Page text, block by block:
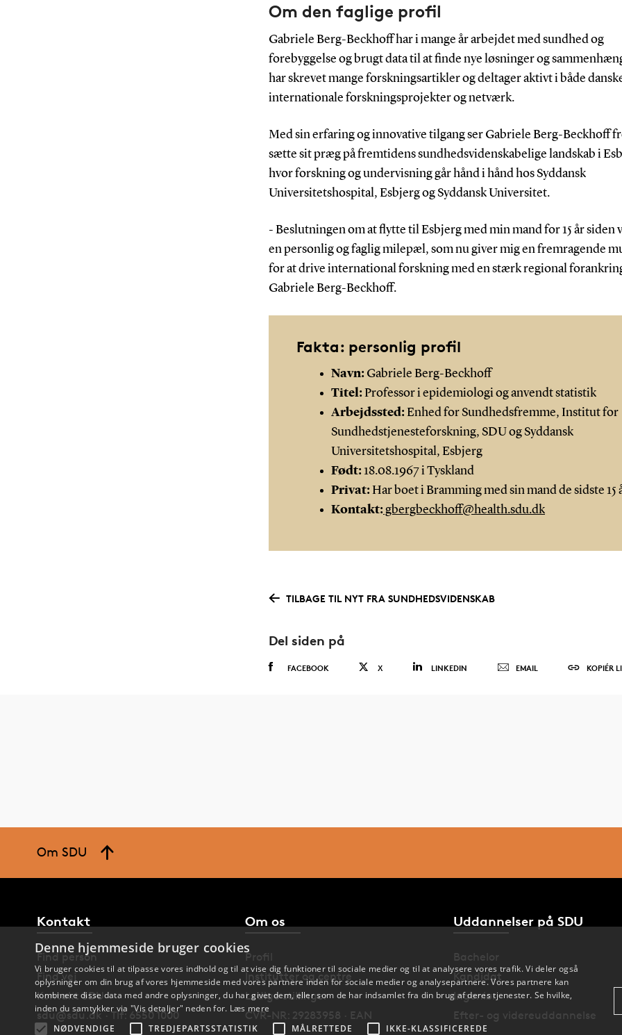
Om den faglige profil
Gabriele Berg-Beckhoff har i mange år arbejdet med sundhed og
forebyggelse og brugt data til at finde nye løsninger og
har skrevet mange forskningsartikler og deltager aktivt i både
internationale forskningsprojekter og netværk.
Med sin erfaring og innovative tilgang ser Gabriele Berg-Beckhoff
sætte sit præg på fremtidens sundhedsvidenskabelige landskab i
hvor forskning og undervisning går hånd i hånd hos Syddansk
Universitetshospital, Esbjerg og Syddansk Universitet.
- Beslutningen om at flytte til Esbjerg med min mand for 15 år siden
en personlig og faglig milepæl, som nu giver mig en fremragende
for at drive international forskning med en stærk regional
Gabriele Berg-Beckhoff.
Fakta: personlig profil
Navn: Gabriele Berg-Beckhoff
Titel: Professor i epidemiologi og anvendt statistik
Arbejdssted: Enhed for Sundhedsfremme, Institut for
Sundhedstjenesteforskning, SDU og Syddansk
Universitetshospital, Esbjerg
Født: 18.08.1967 i Tyskland
Privat: Har boet i Bramming med sin mand de sidste 15
Kontakt: gbergbeckhoff@health.sdu.dk
TILBAGE TIL NYT FRA SUNDHEDSVIDENSKAB
Del siden på
FACEBOOK X LINKEDIN EMAIL KOPIÉR
Om SDU
Kontakt
Find person
Find vej
Kontakt SDU
sdu@sdu.dk · Tlf: 6550 1000
Om os
Profil
Institutter og centre
Ledige stillinger
CVR-NR: 29283958 · EAN
Uddannelser på SDU
Bachelor
Kandidat
Ingeniør
Efter- og videreuddannelse
Denne hjemmeside bruger cookies
Vi bruger cookies til at tilpasse vores indhold og til at vise dig funktioner til sociale medier og til at analysere vores trafik. Vi deler også
oplysninger om din brug af vores hjemmeside med vores partnere inden for sociale medier og analysepartnere. Vores partnere kan
kombinere disse data med andre oplysninger, du har givet dem, eller som de har indsamlet fra din brug af deres tjenester. Se hvilke,
inden du samtykker via "Vis detaljer" neden for. Læs mere
NØDVENDIGE
TREDJEPARTSSTATISTIK MÅLRETTEDE IKKE-KLASSIFICEREDE